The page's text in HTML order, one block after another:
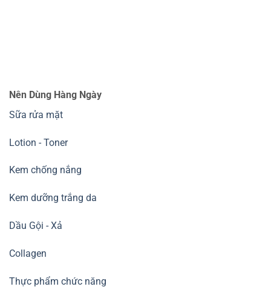
Nên Dùng Hàng Ngày
Sữa rửa mặt
Lotion - Toner
Kem chống nắng
Kem dưỡng trắng da
Dầu Gội - Xả
Collagen
Thực phẩm chức năng